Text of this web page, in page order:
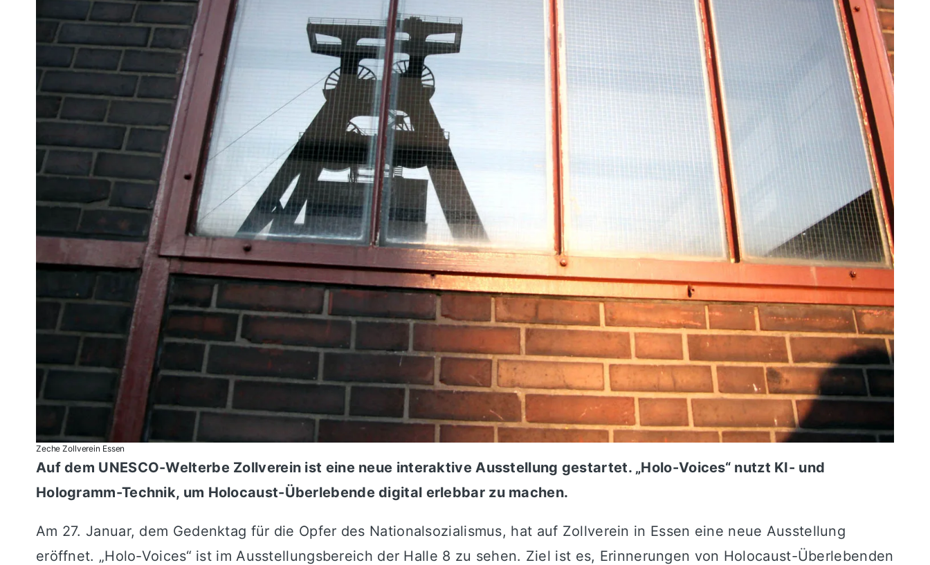
Zeche Zollverein Essen
Auf dem UNESCO-Welterbe Zollverein ist eine neue interaktive Ausstellung gestartet. „Holo-Voices“ nutzt KI- und
Hologramm-Technik, um Holocaust-Überlebende digital erlebbar zu machen.
Am 27. Januar, dem Gedenktag für die Opfer des Nationalsozialismus, hat auf Zollverein in Essen eine neue Ausstellung
eröffnet. „Holo-Voices“ ist im Ausstellungsbereich der Halle 8 zu sehen. Ziel ist es, Erinnerungen von Holocaust-Überlebenden